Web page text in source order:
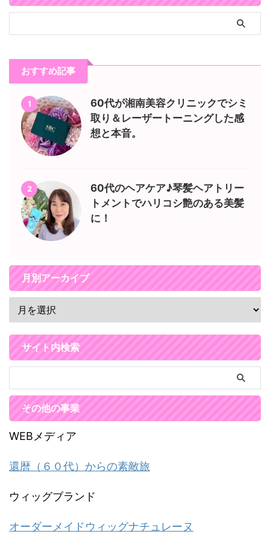
おすすめ記事
1
60代が湘南美容クリニックでシミ
取り＆レーザートーニングした感
想と本音。
2
60代のヘアケア♪琴髪ヘアトリー
トメントでハリコシ艶のある美髪
に！
月別アーカイブ
サイト内検索
その他の事業
WEBメディア
還暦（６０代）からの素敵旅
ウィッグブランド
オーダーメイドウィッグナチュレーヌ